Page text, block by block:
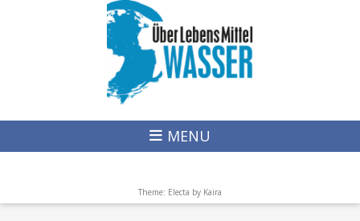
MENU
Theme: Electa by Kaira